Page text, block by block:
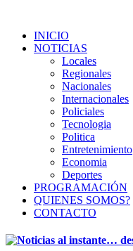
INICIO
NOTICIAS
Locales
Regionales
Nacionales
Internacionales
Policiales
Tecnologia
Politica
Entretenimiento
Economia
Deportes
PROGRAMACIÓN
QUIENES SOMOS?
CONTACTO